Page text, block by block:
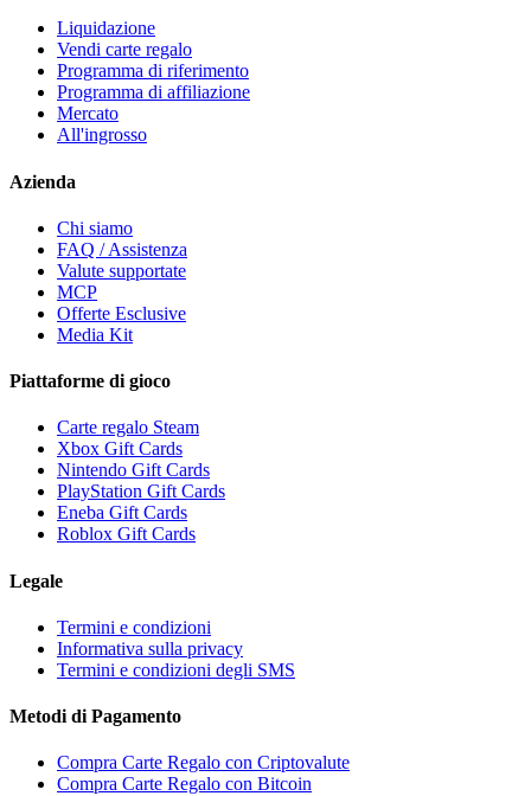
Liquidazione
Vendi carte regalo
Programma di riferimento
Programma di affiliazione
Mercato
All'ingrosso
Azienda
Chi siamo
FAQ / Assistenza
Valute supportate
MCP
Offerte Esclusive
Media Kit
Piattaforme di gioco
Carte regalo Steam
Xbox Gift Cards
Nintendo Gift Cards
PlayStation Gift Cards
Eneba Gift Cards
Roblox Gift Cards
Legale
Termini e condizioni
Informativa sulla privacy
Termini e condizioni degli SMS
Metodi di Pagamento
Compra Carte Regalo con Criptovalute
Compra Carte Regalo con Bitcoin